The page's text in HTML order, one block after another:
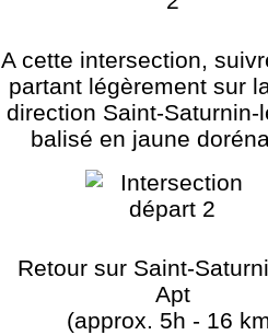
A cette intersection,
partant légèrement sur
direction Saint-Saturnin-
balisé en jaune
Retour sur Saint-
Apt
(approx. 5h - 16